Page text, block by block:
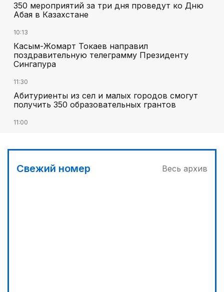
350 мероприятий за три дня проведут ко Дню
Абая в Казахстане
10:13
Касым-Жомарт Токаев направил
поздравительную телеграмму Президенту
Сингапура
11:30
Абитуриенты из сел и малых городов смогут
получить 350 образовательных грантов
11:00
МЧС запустило новые станции мониторинга
Свежий номер Весь архив